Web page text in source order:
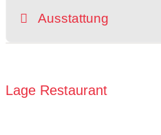
Ausstattung
Lage Restaurant